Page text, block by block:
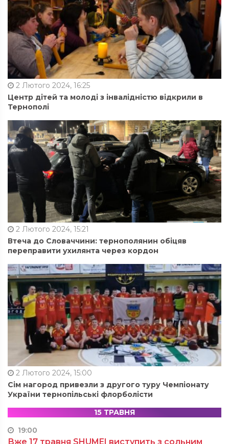
2 Лютого 2024, 16:25
Центр дітей та молоді з інвалідністю відкрили в
Тернополі
2 Лютого 2024, 15:21
Втеча до Словаччини: тернополянин обіцяв
переправити ухилянта через кордон
2 Лютого 2024, 15:00
Сім нагород привезли з другого туру Чемпіонату
України тернопільські флорболісти
15 ТРАВНЯ
19:00
Вже 17 травня SHUMEI виступить з сольним